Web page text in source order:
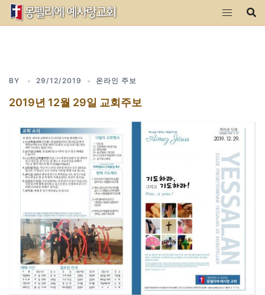
Skip
BY 29/12/2019 온라인 주보
2019년 12월 29일 교회주보